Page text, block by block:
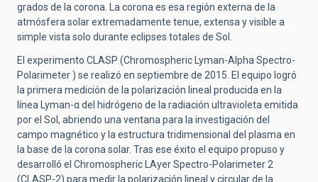
grados de la corona. La corona es esa región externa de la
atmósfera solar extremadamente tenue, extensa y visible a
simple vista solo durante eclipses totales de Sol.
El experimento CLASP (Chromospheric Lyman-Alpha Spectro-
Polarimeter ) se realizó en septiembre de 2015. El equipo logró
la primera medición de la polarización lineal producida en la
línea Lyman-α del hidrógeno de la radiación ultravioleta emitida
por el Sol, abriendo una ventana para la investigación del
campo magnético y la estructura tridimensional del plasma en
la base de la corona solar. Tras ese éxito el equipo propuso y
desarrolló el Chromospheric LAyer Spectro-Polarimeter 2
(CLASP-2) para medir la polarización lineal y circular de la